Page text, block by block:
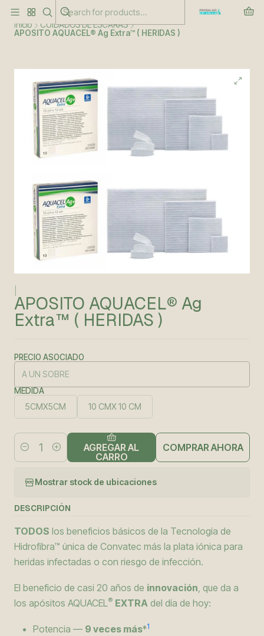
Inicio
CUIDADOS DE ESCARAS
APOSITO AQUACEL® Ag Extra™ ( HERIDAS )
APOSITO AQUACEL® Ag
Extra™ ( HERIDAS )
PRECIO ASOCIADO
MEDIDA
5CMX5CM 10 CMX 10 CM
Cantidad
AGREGAR AL
CARRO
COMPRAR AHORA
Mostrar stock de ubicaciones
DESCRIPCIÓN
TODOS los beneficios básicos de la Tecnología de
Hidrofibra™ única de Convatec más la plata iónica para
heridas infectadas o con riesgo de infección.
El beneficio de casi 20 años de innovación , que da a
los apósitos AQUACEL® EXTRA del día de hoy:
Potencia — 9 veces más*1